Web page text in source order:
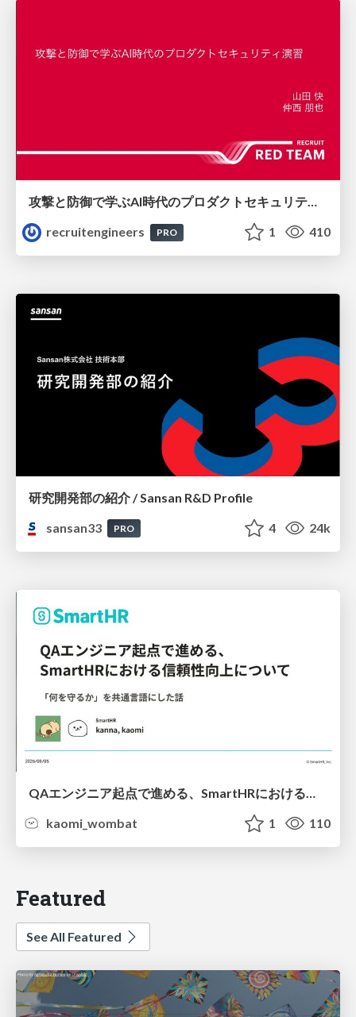
攻撃と防御で学ぶAI時代のプロダクトセキュリティ演習
recruitengineers
PRO 1 410
研究開発部の紹介 / Sansan R&D Profile
sansan33
PRO 4 24k
QAエンジニア起点で進める、SmartHRにおける信頼性向上について
kaomi_wombat
1 110
Featured
See All Featured